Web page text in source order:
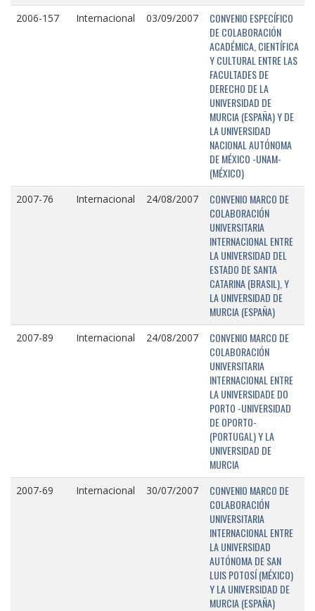
2006-157 Internacional 03/09/2007
CONVENIO ESPECÍFICO
DE COLABORACIÓN
ACADÉMICA, CIENTÍFICA
Y CULTURAL ENTRE LAS
FACULTADES DE
DERECHO DE LA
UNIVERSIDAD DE
MURCIA (ESPAÑA) Y DE
LA UNIVERSIDAD
NACIONAL AUTÓNOMA
DE MÉXICO -UNAM-
(MÉXICO)
2007-76 Internacional 24/08/2007
CONVENIO MARCO DE
COLABORACIÓN
UNIVERSITARIA
INTERNACIONAL ENTRE
LA UNIVERSIDAD DEL
ESTADO DE SANTA
CATARINA (BRASIL), Y
LA UNIVERSIDAD DE
MURCIA (ESPAÑA)
2007-89 Internacional 24/08/2007
CONVENIO MARCO DE
COLABORACIÓN
UNIVERSITARIA
INTERNACIONAL ENTRE
LA UNIVERSIDADE DO
PORTO -UNIVERSIDAD
DE OPORTO-
(PORTUGAL) Y LA
UNIVERSIDAD DE
MURCIA
2007-69 Internacional 30/07/2007
CONVENIO MARCO DE
COLABORACIÓN
UNIVERSITARIA
INTERNACIONAL ENTRE
LA UNIVERSIDAD
AUTÓNOMA DE SAN
LUIS POTOSÍ (MÉXICO)
Y LA UNIVERSIDAD DE
MURCIA (ESPAÑA)